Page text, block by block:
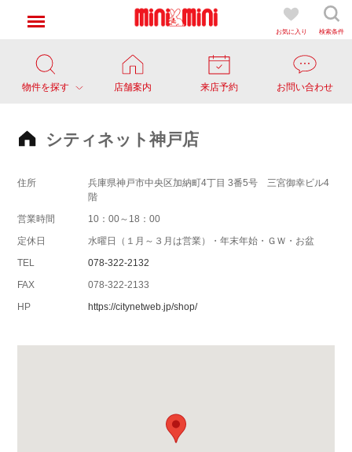
お気に入り 検索条件
物件を探す 店舗案内 来店予約 お問い合わせ
シティネット神戸店
住所
兵庫県神戸市中央区加納町4丁目 3番5号 三宮御幸ビル4
階
営業時間
10：00～18：00
定休日
水曜日（１月～３月は営業）・年末年始・ＧＷ・お盆
TEL
078-322-2132
FAX
078-322-2133
HP
https://citynetweb.jp/shop/